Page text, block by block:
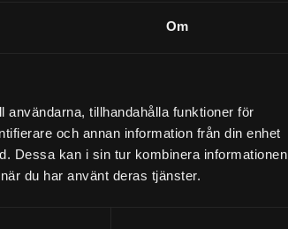
Om
tillhandahålla funktioner för
och annan information från din enhet
Dessa kan i sin tur kombinera informationen
du har använt deras tjänster.